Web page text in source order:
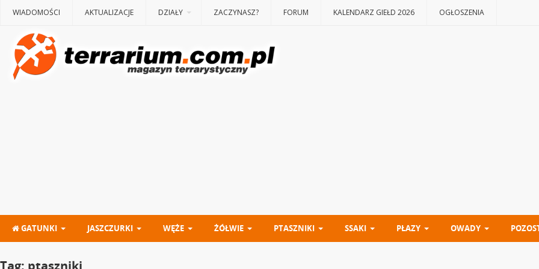
WIADOMOŚCI AKTUALIZACJE DZIAŁY ZACZYNASZ? FORUM KALENDARZ GIEŁD 2026 OGŁOSZENIA
GATUNKI JASZCZURKI WĘŻE ŻÓŁWIE PTASZNIKI SSAKI PŁAZY OWADY
Tag: ptaszniki